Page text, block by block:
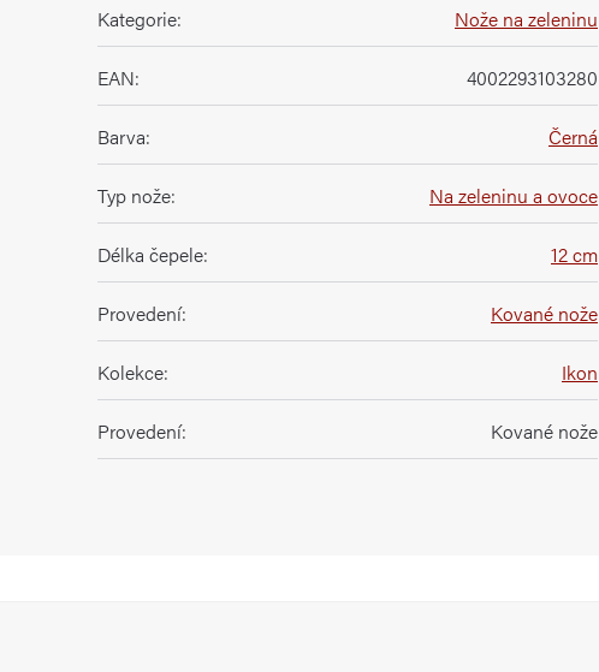
Kategorie: Nože na zeleninu
EAN: 4002293103280
Barva: Černá
Typ nože: Na zeleninu a ovoce
Délka čepele: 12 cm
Provedení: Kované nože
Kolekce: Ikon
Provedení: Kované nože